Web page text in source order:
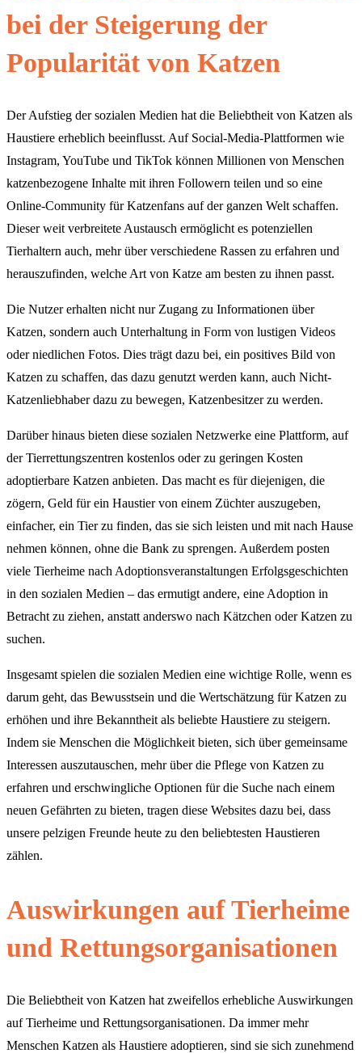
bei der Steigerung der
Popularität von Katzen
Der Aufstieg der sozialen Medien hat die Beliebtheit von Katzen als
Haustiere erheblich beeinflusst. Auf Social-Media-Plattformen wie
Instagram, YouTube und TikTok können Millionen von Menschen
katzenbezogene Inhalte mit ihren Followern teilen und so eine
Online-Community für Katzenfans auf der ganzen Welt schaffen.
Dieser weit verbreitete Austausch ermöglicht es potenziellen
Tierhaltern auch, mehr über verschiedene Rassen zu erfahren und
herauszufinden, welche Art von Katze am besten zu ihnen passt.
Die Nutzer erhalten nicht nur Zugang zu Informationen über
Katzen, sondern auch Unterhaltung in Form von lustigen Videos
oder niedlichen Fotos. Dies trägt dazu bei, ein positives Bild von
Katzen zu schaffen, das dazu genutzt werden kann, auch Nicht-
Katzenliebhaber dazu zu bewegen, Katzenbesitzer zu werden.
Darüber hinaus bieten diese sozialen Netzwerke eine Plattform, auf
der Tierrettungszentren kostenlos oder zu geringen Kosten
adoptierbare Katzen anbieten. Das macht es für diejenigen, die
zögern, Geld für ein Haustier von einem Züchter auszugeben,
einfacher, ein Tier zu finden, das sie sich leisten und mit nach Hause
nehmen können, ohne die Bank zu sprengen. Außerdem posten
viele Tierheime nach Adoptionsveranstaltungen Erfolgsgeschichten
in den sozialen Medien – das ermutigt andere, eine Adoption in
Betracht zu ziehen, anstatt anderswo nach Kätzchen oder Katzen zu
suchen.
Insgesamt spielen die sozialen Medien eine wichtige Rolle, wenn es
darum geht, das Bewusstsein und die Wertschätzung für Katzen zu
erhöhen und ihre Bekanntheit als beliebte Haustiere zu steigern.
Indem sie Menschen die Möglichkeit bieten, sich über gemeinsame
Interessen auszutauschen, mehr über die Pflege von Katzen zu
erfahren und erschwingliche Optionen für die Suche nach einem
neuen Gefährten zu bieten, tragen diese Websites dazu bei, dass
unsere pelzigen Freunde heute zu den beliebtesten Haustieren
zählen.
Auswirkungen auf Tierheime
und Rettungsorganisationen
Die Beliebtheit von Katzen hat zweifellos erhebliche Auswirkungen
auf Tierheime und Rettungsorganisationen. Da immer mehr
Menschen Katzen als Haustiere adoptieren, sind sie sich zunehmend